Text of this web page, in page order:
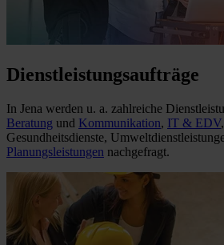
Dienstleistungsaufträge
In Jena werden u. a. zahlreiche
Beratung und Kommunikation, IT & EDV
Gesundheitsdienste,
Planungsleistungen nachgefragt.